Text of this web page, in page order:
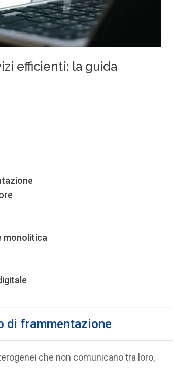
monolitica
di frammentazione
che non comunicano tra loro,